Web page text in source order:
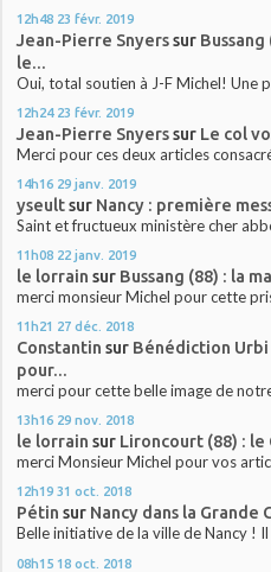
12h48 23 févr. 2019
Jean-Pierre Snyerssur
le...
Oui, total soutien à J-F Michel! Une
12h24 23 févr. 2019
Jean-Pierre Snyerssur Le col
Merci pour ces deux articles
14h16 29 janv. 2019
yseultsur Nancy : première
Saint et fructueux ministère cher
11h08 22 janv. 2019
le lorrain sur Bussang (88) : la
merci monsieur Michel pour cette
11h21 27 déc. 2018
Constantin sur Bénédiction
pour...
merci pour cette belle image de
13h16 29 nov. 2018
le lorrain sur Lironcourt (88) : le
merci Monsieur Michel pour vos
12h19 31 oct. 2018
Pétin sur Nancy dans la Grande
Belle initiative de la ville de Nancy !
08h15 18 oct. 2018